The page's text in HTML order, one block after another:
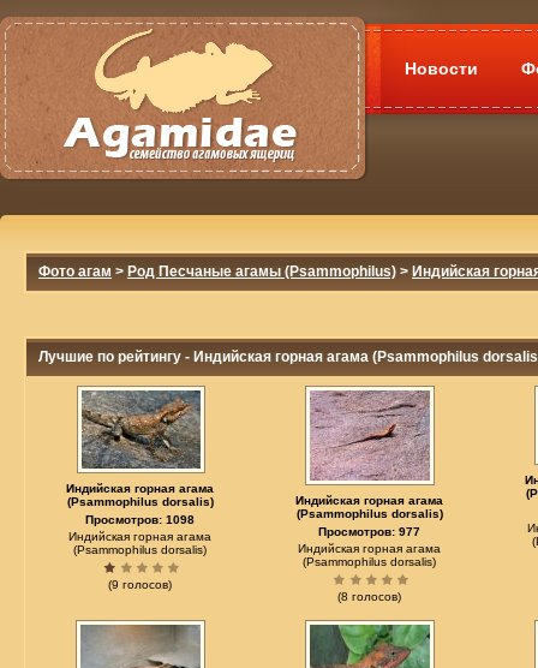
Новости
Фото агам > Род Песчаные агамы (Psammophilus) > Индийская
Лучшие по рейтингу - Индийская горная агама (Psammophilus
Индийская горная агама
(Psammophilus dorsalis)
Просмотров: 1098
Индийская горная агама
(Psammophilus dorsalis)
(9 голосов)
Индийская горная агама
(Psammophilus dorsalis)
Просмотров: 977
Индийская горная агама
(Psammophilus dorsalis)
(8 голосов)